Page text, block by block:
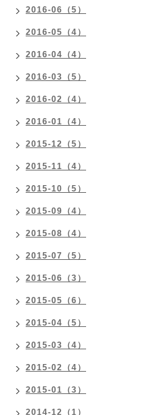
2016-06（5）
2016-05（4）
2016-04（4）
2016-03（5）
2016-02（4）
2016-01（4）
2015-12（5）
2015-11（4）
2015-10（5）
2015-09（4）
2015-08（4）
2015-07（5）
2015-06（3）
2015-05（6）
2015-04（5）
2015-03（4）
2015-02（4）
2015-01（3）
2014-12（1）